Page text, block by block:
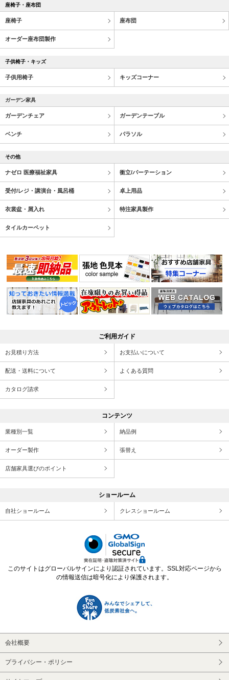
座椅子・座布団
座椅子 座布団
オーダー座布団製作
子供椅子・キッズ
子供用椅子 キッズコーナー
ガーデン家具
ガーデンチェア ガーデンテーブル
ベンチ パラソル
その他
ナゼロ 医療福祉家具 衝立/パーテーション
受付/レジ・講演台・風呂桶 卓上用品
衣裳盆・屑入れ 特注家具製作
タイルカーペット
ご利用ガイド
お見積り方法 お支払いについて
配送・送料について よくある質問
カタログ請求
コンテンツ
業種別一覧 納品例
オーダー製作 張替え
店舗家具選びのポイント
ショールーム
自社ショールーム クレスショールーム
このサイトはグローバルサインにより認証されています。SSL対応ページから
の情報送信は暗号化により保護されます。
会社概要
プライバシー・ポリシー